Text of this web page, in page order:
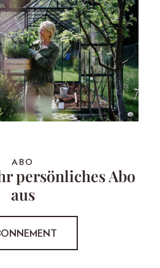
ABO
persönliches Abo
aus